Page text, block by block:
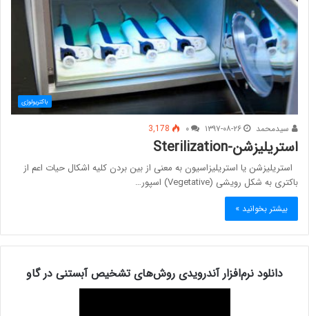
باکتریولوژی
سیدمحمد ۱۳۹۷-۰۸-۲۶ ۰ 3,178
استریلیزشن-Sterilization
استریلیزشن یا استریلیزاسیون به معنی از بین بردن کلیه اشکال حیات اعم از
باکتری به شکل رویشی (Vegetative) اسپور…
بیشتر بخوانید »
دانلود نرم‌افزار آندرویدی روش‌های تشخیص آبستنی در گاو